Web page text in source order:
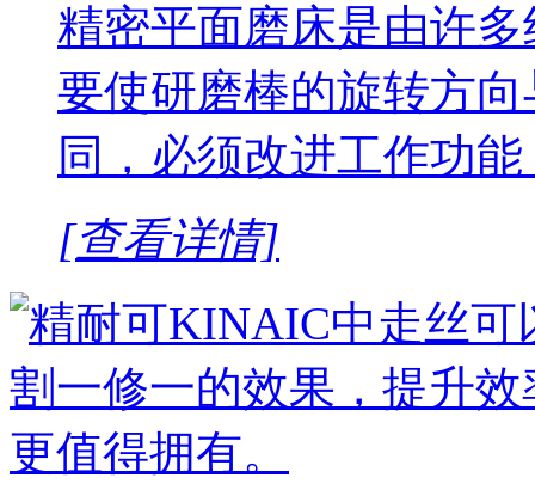
精密平面磨床是由许
要使研磨棒的旋转方
同，必须改进工作功
[查看详情]